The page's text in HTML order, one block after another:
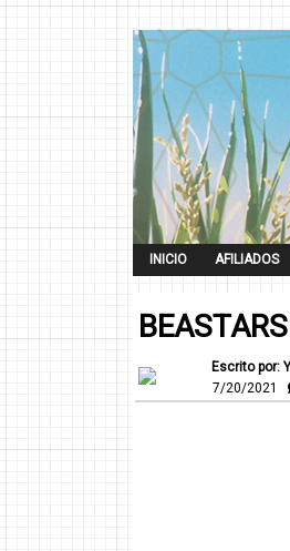
INICIO AFILIADOS
Escrito por:
7/20/2021